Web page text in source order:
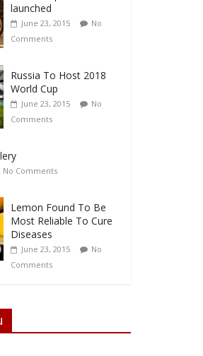
launched
June 23, 2015
No
Comments
Russia To Host 2018
World Cup
June 23, 2015
No
Comments
No Comments
Lemon Found To Be
Most Reliable To Cure
Diseases
June 23, 2015
No
Comments